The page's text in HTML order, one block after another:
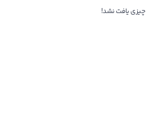
چیزی یافت نشد!